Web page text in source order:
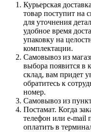
Курьерская
товар поступит на
для уточнения
удобное время
упаковку на
комплектации.
Самовывоз из
выбора появится в
склад, вам придет
обратитесь к
номер.
Самовывоз из
Постамат. Когда
телефон или e-mail
оплатить в